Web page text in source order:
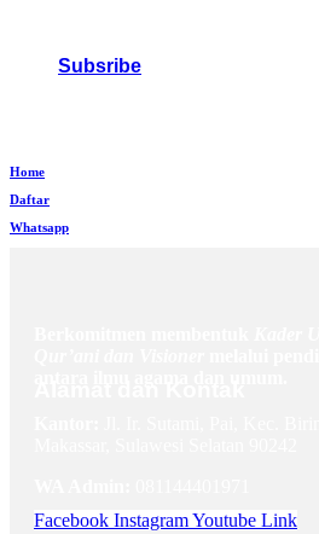
Subsribe
Home
Daftar
Whatsapp
Facebook InstagramYoutube Link